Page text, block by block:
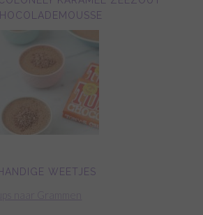
WEETJES
naar Grammen